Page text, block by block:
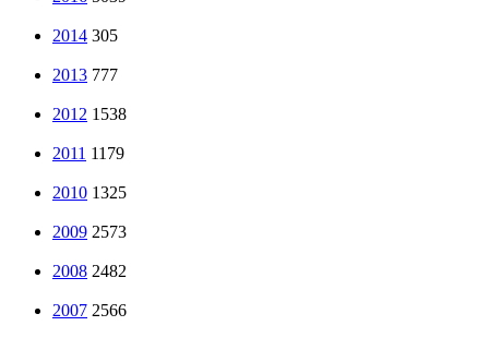
2014 305
2013 777
2012 1538
2011 1179
2010 1325
2009 2573
2008 2482
2007 2566